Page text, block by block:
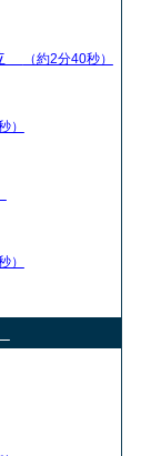
（約2分40秒）
）
）